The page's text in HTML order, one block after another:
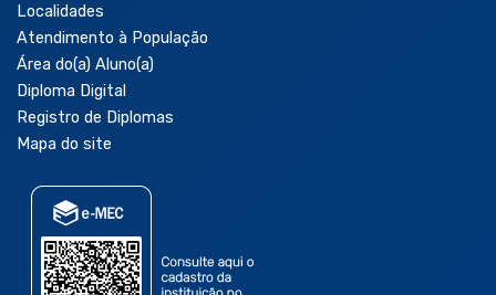
Localidades
Atendimento à População
Área do(a) Aluno(a)
Diploma Digital
Registro de Diplomas
Mapa do site